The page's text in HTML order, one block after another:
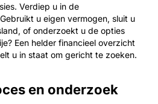
Verdiep u in de
u eigen vermogen, sluit u
of onderzoekt u de opties
Een helder financieel overzicht
u in staat om gericht te zoeken.
en onderzoek